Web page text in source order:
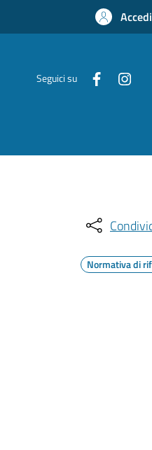
Seguici su
Normativa di